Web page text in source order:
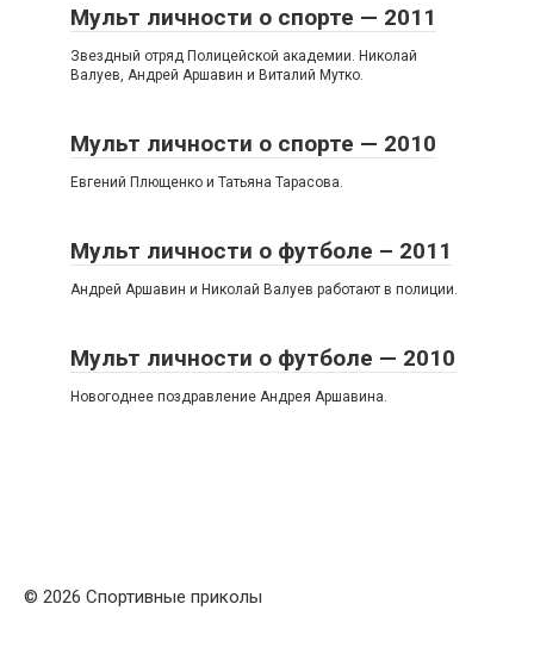
Мульт личности о спорте — 2011
Звездный отряд Полицейской академии. Николай
Валуев, Андрей Аршавин и Виталий Мутко.
Мульт личности о спорте — 2010
Евгений Плющенко и Татьяна Тарасова.
Мульт личности о футболе – 2011
Андрей Аршавин и Николай Валуев работают в полиции.
Мульт личности о футболе — 2010
Новогоднее поздравление Андрея Аршавина.
© 2026 Спортивные приколы